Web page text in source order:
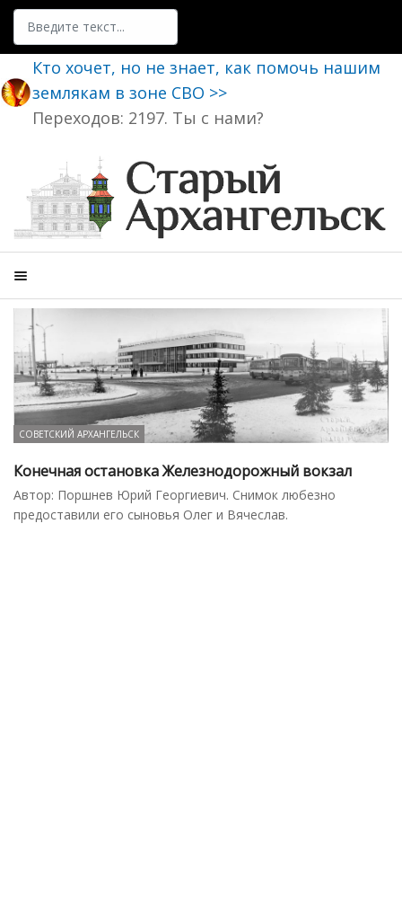
Поиск
Кто хочет, но не знает, как помочь нашим
землякам в зоне СВО >>
Переходов: 2197. Ты с нами?
СОВЕТСКИЙ АРХАНГЕЛЬСК
Конечная остановка Железнодорожный вокзал
Автор: Поршнев Юрий Георгиевич. Снимок любезно
предоставили его сыновья Олег и Вячеслав.